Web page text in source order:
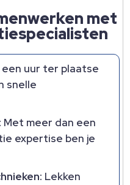
met
een uur ter plaatse
snelle
Met meer dan een
expertise ben je
Lekken